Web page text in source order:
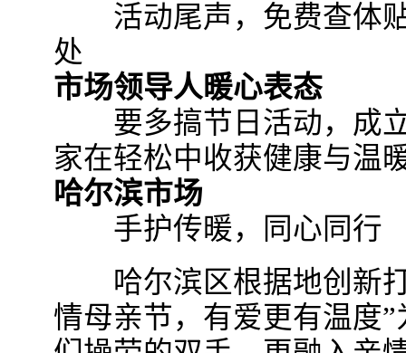
活动尾声，免费查体贴
处
市场领导人暖心表态
要多搞节日活动，成立
家在轻松中收获健康与温
哈尔滨市场
手护传暖，同心同行
哈尔滨区根据地创新打
情母亲节，有爱更有温度